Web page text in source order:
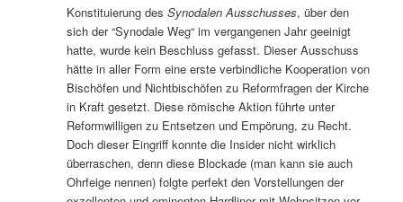
Konstituierung desSynodalen Ausschusses, über den
sich der “Synodale Weg“ im vergangenen Jahr geeinigt
hatte, wurde kein Beschluss gefasst. Dieser Ausschuss
hätte in aller Form eine erste verbindliche Kooperation von
Bischöfen und Nichtbischöfen zu Reformfragen der Kirche
in Kraft gesetzt. Diese römische Aktion führte unter
Reformwilligen zu Entsetzen und Empörung, zu Recht.
Doch dieser Eingriff konnte die Insider nicht wirklich
überraschen, denn diese Blockade (man kann sie auch
Ohrfeige nennen) folgte perfekt den Vorstellungen der